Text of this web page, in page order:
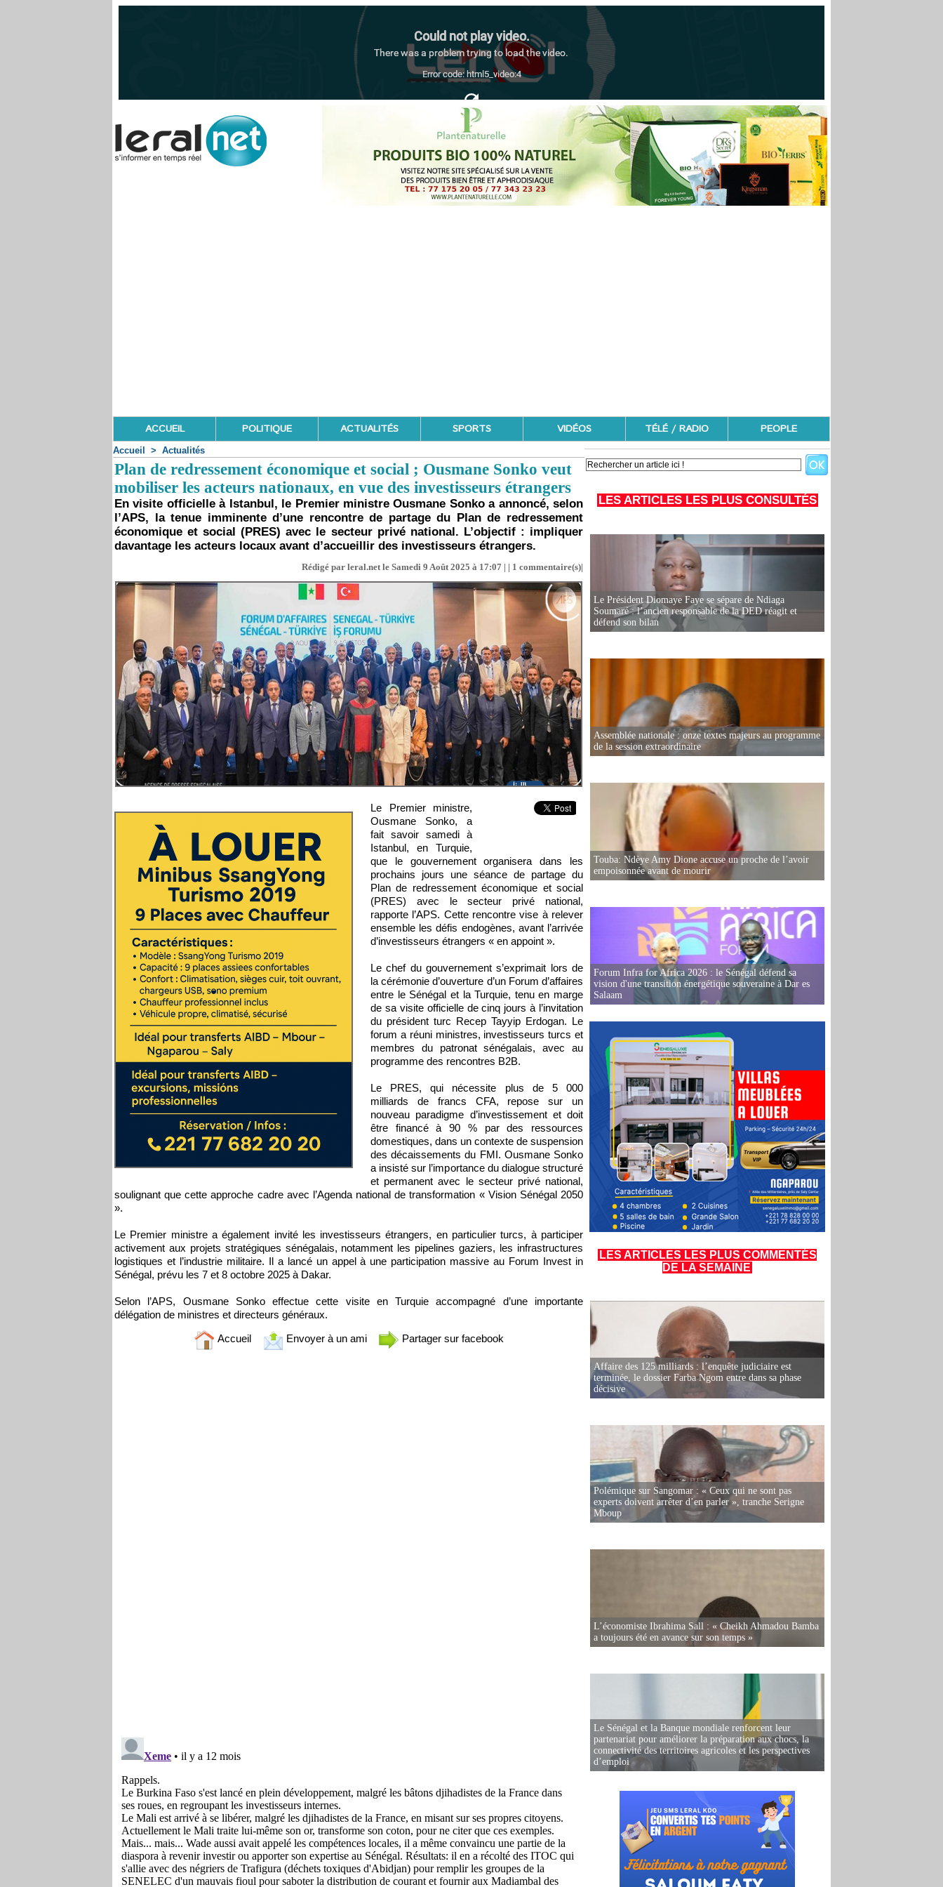
ACCUEIL POLITIQUE ACTUALITÉS SPORTS VIDÉOS TÉLÉ / RADIO PEOPLE
Accueil > Actualités
Plan de redressement économique et social ; Ousmane Sonko veut
mobiliser les acteurs nationaux, en vue des investisseurs étrangers
En visite officielle à Istanbul, le Premier ministre Ousmane Sonko a annoncé, selon
l’APS, la tenue imminente d’une rencontre de partage du Plan de redressement
économique et social (PRES) avec le secteur privé national. L’objectif : impliquer
davantage les acteurs locaux avant d’accueillir des investisseurs étrangers.
Rédigé par leral.net le Samedi 9 Août 2025 à 17:07 | | 1 commentaire(s)|
Le Premier ministre,
Ousmane Sonko, a
fait savoir samedi à
Istanbul, en Turquie,
que le gouvernement organisera dans les
prochains jours une séance de partage du
Plan de redressement économique et social
(PRES) avec le secteur privé national,
rapporte l’APS. Cette rencontre vise à relever
ensemble les défis endogènes, avant l’arrivée
d’investisseurs étrangers « en appoint ».
Le chef du gouvernement s’exprimait lors de
la cérémonie d’ouverture d’un Forum d’affaires
entre le Sénégal et la Turquie, tenu en marge
de sa visite officielle de cinq jours à l’invitation
du président turc Recep Tayyip Erdogan. Le
forum a réuni ministres, investisseurs turcs et
membres du patronat sénégalais, avec au
programme des rencontres B2B.
Le PRES, qui nécessite plus de 5 000
milliards de francs CFA, repose sur un
nouveau paradigme d’investissement et doit
être financé à 90 % par des ressources
domestiques, dans un contexte de suspension
des décaissements du FMI. Ousmane Sonko
a insisté sur l’importance du dialogue structuré
et permanent avec le secteur privé national,
soulignant que cette approche cadre avec l’Agenda national de transformation « Vision Sénégal 2050
».
Le Premier ministre a également invité les investisseurs étrangers, en particulier turcs, à participer
activement aux projets stratégiques sénégalais, notamment les pipelines gaziers, les infrastructures
logistiques et l’industrie militaire. Il a lancé un appel à une participation massive au Forum Invest in
Sénégal, prévu les 7 et 8 octobre 2025 à Dakar.
Selon l’APS, Ousmane Sonko effectue cette visite en Turquie accompagné d’une importante
délégation de ministres et directeurs généraux.
Accueil Envoyer à un ami Partager sur facebook
LES ARTICLES LES PLUS CONSULTÉS
Le Président Diomaye Faye se sépare de Ndiaga
Soumaré : l’ancien responsable de la DED réagit et
défend son bilan
Assemblée nationale : onze textes majeurs au programme
de la session extraordinaire
Touba: Ndèye Amy Dione accuse un proche de l’avoir
empoisonnée avant de mourir
Forum Infra for Africa 2026 : le Sénégal défend sa
vision d'une transition énergétique souveraine à Dar es
Salaam
LES ARTICLES LES PLUS COMMENTÉS
DE LA SEMAINE
Affaire des 125 milliards : l’enquête judiciaire est
terminée, le dossier Farba Ngom entre dans sa phase
décisive
Polémique sur Sangomar : « Ceux qui ne sont pas
experts doivent arrêter d’en parler », tranche Serigne
Mboup
L’économiste Ibrahima Sall : « Cheikh Ahmadou Bamba
a toujours été en avance sur son temps »
Le Sénégal et la Banque mondiale renforcent leur
partenariat pour améliorer la préparation aux chocs, la
connectivité des territoires agricoles et les perspectives
d’emploi